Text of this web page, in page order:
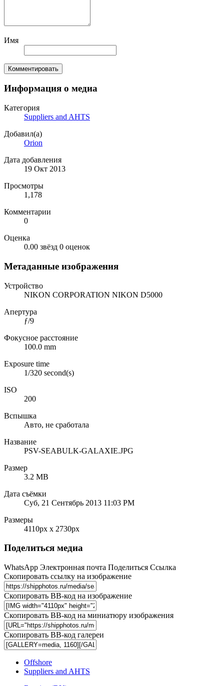
Имя
Комментировать
Информация о медиа
Категория
Suppliers and AHTS
Добавил(а)
Orion
Дата добавления
19 Окт 2013
Просмотры
1,178
Комментарии
0
Оценка
0.00 звёзд 0 оценок
Метаданные изображения
Устройство
NIKON CORPORATION NIKON D5000
Апертура
ƒ/9
Фокусное расстояние
100.0 mm
Exposure time
1/320 second(s)
ISO
200
Вспышка
Авто, не сработала
Название
PSV-SEABULK-GALAXIE.JPG
Размер
3.2 MB
Дата съёмки
Суб, 21 Сентябрь 2013 11:03 PM
Размеры
4110px x 2730px
Поделиться медиа
WhatsApp Электронная почта Поделиться Ссылка
Скопировать ссылку на изображение
Скопировать BB-код на изображение
Скопировать BB-код на миниатюру изображения
Скопировать BB-код галереи
Offshore
Suppliers and AHTS